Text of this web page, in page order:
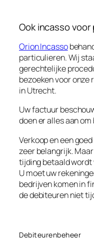
Ook incasso
Orion Incasso
particulieren. Wij
gerechtelijke
bezoeken voor
in Utrecht.
Uw factuur
doen er alles aan
Verkoop en een
zeer belangrijk.
tijding betaald wordt
U moet uw
bedrijven komen in
de debiteuren niet
Debiteurenbeheer